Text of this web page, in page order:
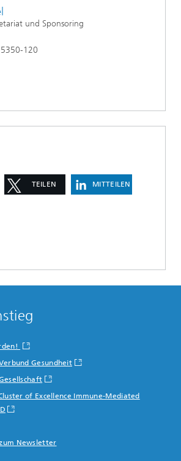
und Sponsoring
120
TEILEN MITTEILEN
Gesundheit
of Excellence Immune-Mediated
Newsletter